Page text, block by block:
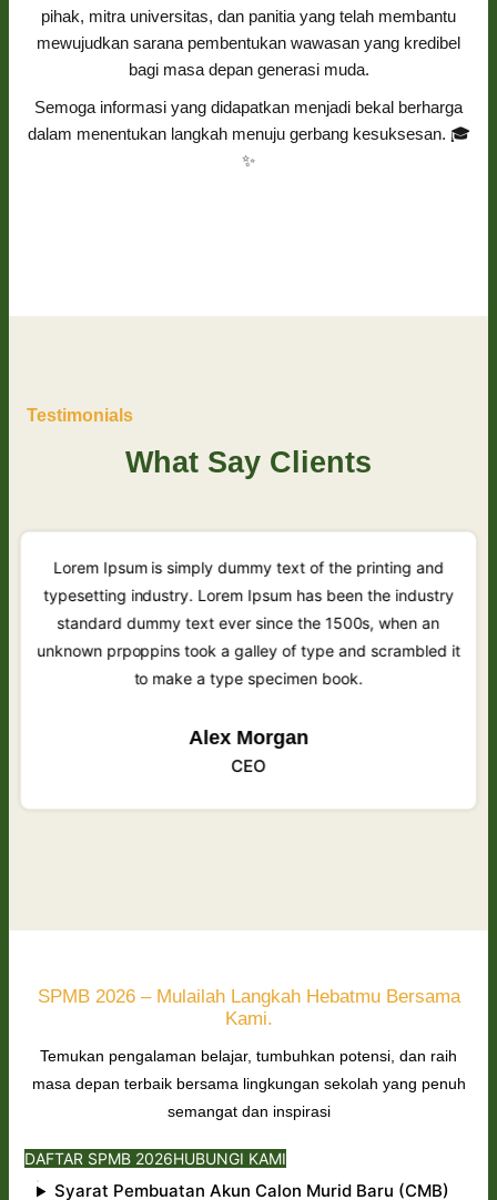
pihak, mitra universitas, dan panitia yang telah membantu
mewujudkan sarana pembentukan wawasan yang kredibel
bagi masa depan generasi muda.
Semoga informasi yang didapatkan menjadi bekal berharga
dalam menentukan langkah menuju gerbang kesuksesan. 🎓
✨
Testimonials
What Say Clients
Lorem Ipsum is simply dummy text of the printing and
typesetting industry. Lorem Ipsum has been the industry
standard dummy text ever since the 1500s, when an
unknown prpoppins took a galley of type and scrambled it
to make a type specimen book.
Alex Morgan
CEO
SPMB 2026 – Mulailah Langkah Hebatmu Bersama
Kami.
Temukan pengalaman belajar, tumbuhkan potensi, dan raih
masa depan terbaik bersama lingkungan sekolah yang penuh
semangat dan inspirasi
DAFTAR SPMB 2026HUBUNGI KAMI
Syarat Pembuatan Akun Calon Murid Baru (CMB)